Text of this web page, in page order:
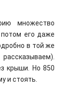
множество
его даже
в той же
крыши. Но 850
и стоять.